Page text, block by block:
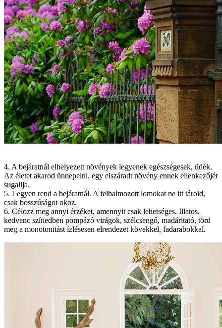
4. A bejáratnál elhelyezett növények legyenek egészségesek, üdék.
Az életet akarod ünnepelni, egy elszáradt növény ennek ellenkezőjét
sugallja.
5. Legyen rend a bejáratnál. A felhalmozott lomokat ne itt tárold,
csak bosszúságot okoz.
6. Célozz meg annyi érzéket, amennyit csak lehetséges. Illatos,
kedvenc színedben pompázó virágok, szélcsengő, madáritató, törd
meg a monotonitást ízlésesen elrendezet kövekkel, fadarabokkal.